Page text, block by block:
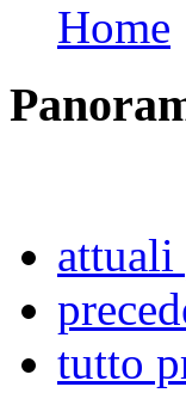
Home
tutto